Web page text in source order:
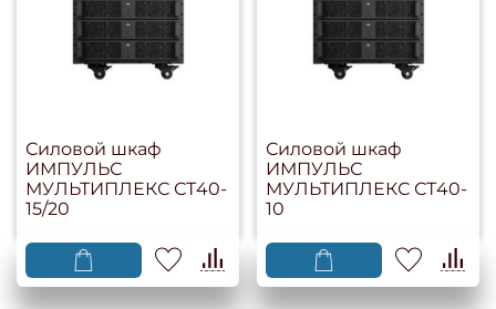
Силовой шкаф
ИМПУЛЬС
МУЛЬТИПЛЕКС СТ40-
15/20
Силовой шкаф
ИМПУЛЬС
МУЛЬТИПЛЕКС СТ40-
10